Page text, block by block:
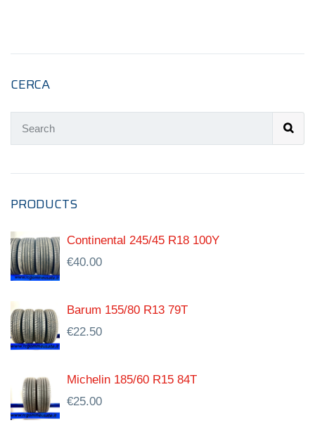
CERCA
PRODUCTS
Continental 245/45 R18 100Y
€40.00
Barum 155/80 R13 79T
€22.50
Michelin 185/60 R15 84T
€25.00